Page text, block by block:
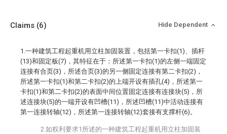
Claims (6) Hide Dependent
1.一种建筑工程起重机用立柱加固装置，包括第一卡扣(1)、插杆
(13)和固定板(7)，其特征在于：所述第一卡扣(1)的左侧一端固定
连接有合页(3)，所述合页(3)的另一侧固定连接有第二卡扣(2)，
所述第一卡扣(1)和第二卡扣(2)的上端开设有插孔(4)，所述第一
卡扣(1)和第二卡扣(2)的表面中间位置固定连接有连接块(5)，所
述连接块(5)的一端开设有凹槽(11)，所述凹槽(11)中活动连接有
第一连接转轴(12)，所述第一连接转轴(12)套接有支撑杆(6)。
2.如权利要求1所述的一种建筑工程起重机用立柱加固装